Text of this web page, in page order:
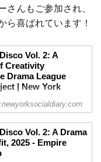
さんもご参加され、
ら喜ばれています！
Vol. 2: A
Creativity
Drama League
| New York
Vol. 2 was a smash
event brought high-
and vital support for
Directors Project,
party with Broadway
Vol. 2: A Drama
2025 - Empire